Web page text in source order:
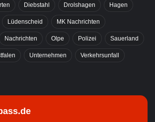
Diebstahl Drolshagen Hagen
Lüdenscheid MK Nachrichten
Nachrichten Olpe Polizei Sauerland
Unternehmen Verkehrsunfall